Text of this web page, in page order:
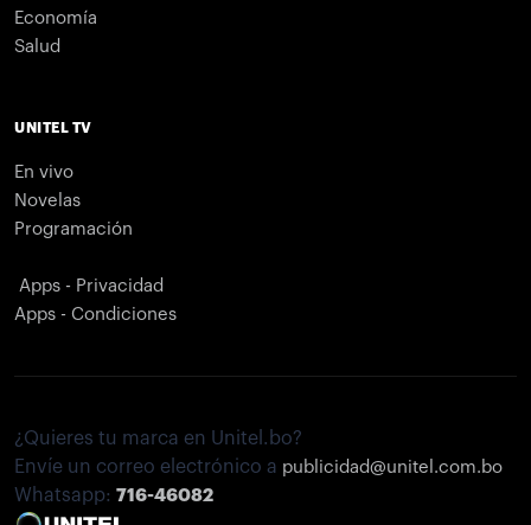
Economía
Salud
UNITEL TV
En vivo
Novelas
Programación
Apps - Privacidad
Apps - Condiciones
¿Quieres tu marca en Unitel.bo?
Envíe un correo electrónico a publicidad@unitel.com.bo
Whatsapp: 716-46082